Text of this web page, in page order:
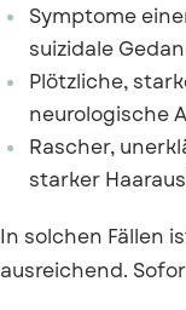
Symptome
suizidale
Plötzliche,
neurologische
Rascher,
starker
In solchen Fällen
ausreichend.